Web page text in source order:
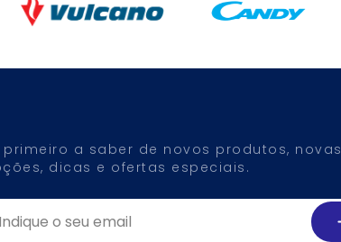
primeiro a saber de novos produtos, novas
dicas e ofertas especiais.